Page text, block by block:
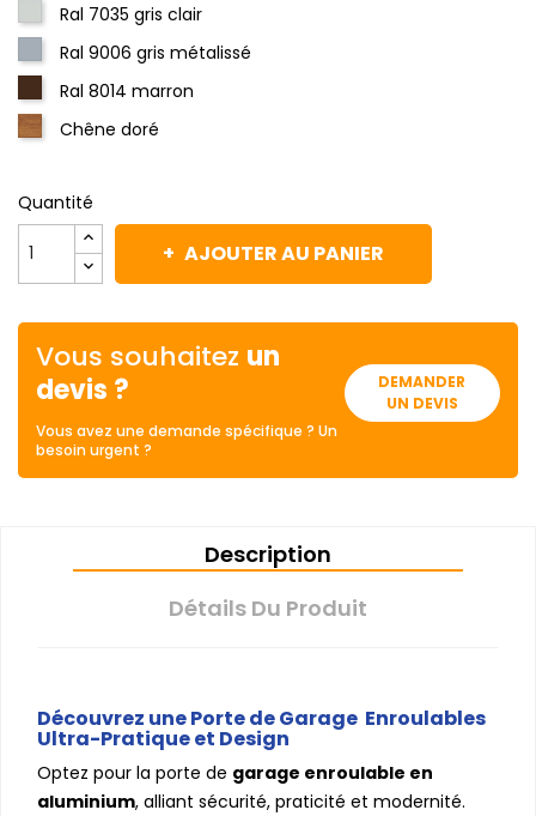
Ral 7035 gris clair
Ral 9006 gris métalissé
Ral 8014 marron
Chêne doré
Quantité
AJOUTER AU PANIER
Vous souhaitez un
devis ?
Vous avez une demande spécifique ? Un
besoin urgent ?
DEMANDER
UN DEVIS
Description
Détails Du Produit
Découvrez une Porte de Garage Enroulables
Ultra-Pratique et Design
Optez pour la porte de garage enroulable en
aluminium, alliant sécurité, praticité et modernité.